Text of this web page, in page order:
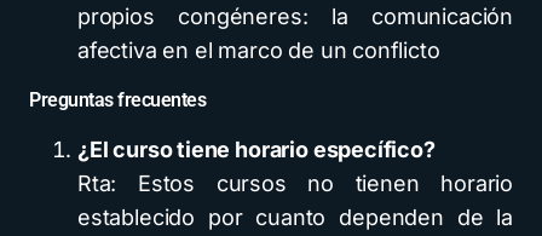
propios congéneres: la comunicación
afectiva en el marco de un conflicto
Preguntas frecuentes
¿El curso tiene horario específico?
Rta: Estos cursos no tienen horario
establecido por cuanto dependen de la